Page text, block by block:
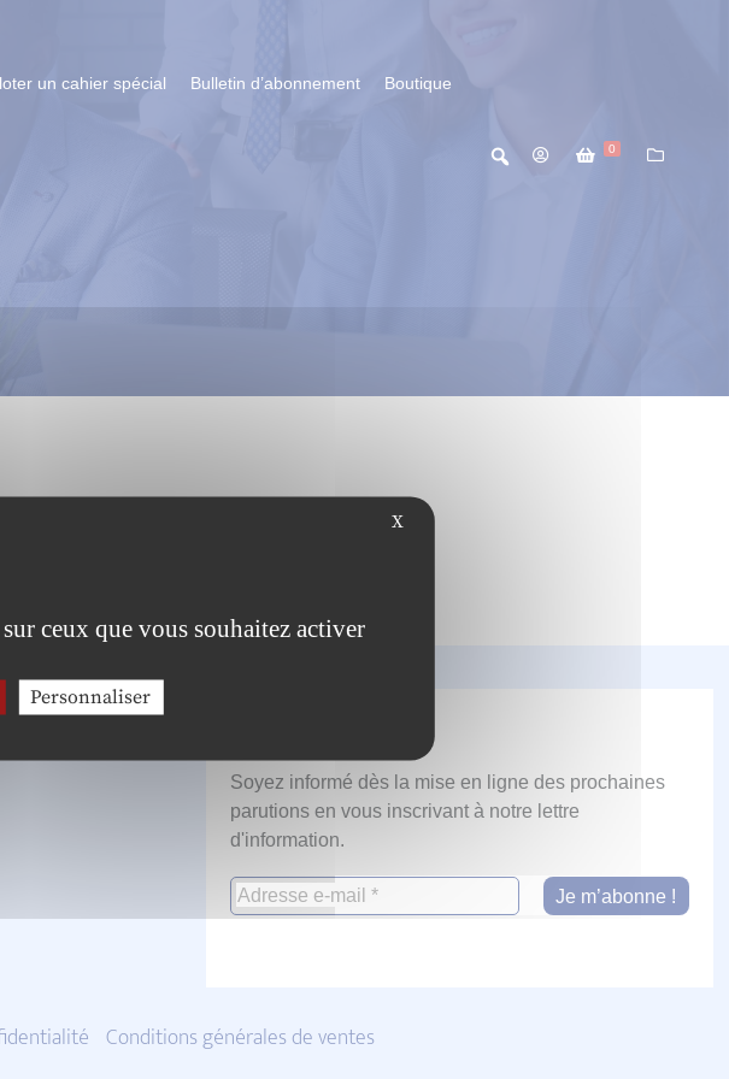
un cahier spécial Bulletin d’abonnement Boutique
0
Soyez informé dès la mise en ligne des prochaines
parutions en vous inscrivant à notre lettre
d'information.
Conditions générales de ventes
X
ceux que vous souhaitez activer
Personnaliser